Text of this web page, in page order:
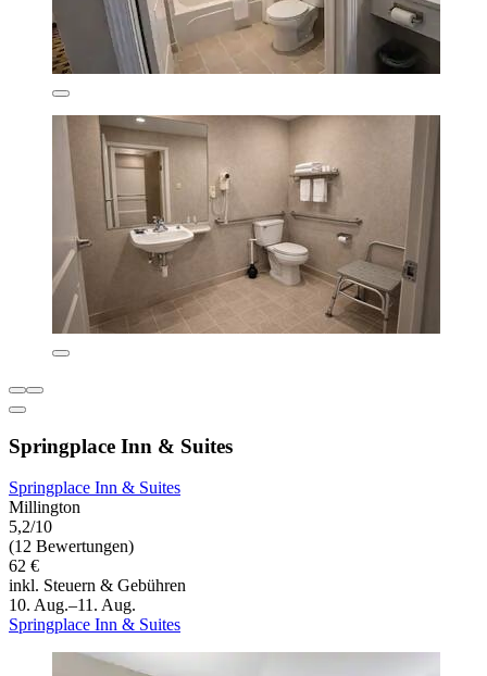
Springplace Inn & Suites
Springplace Inn & Suites
Millington
5,2/10
(12 Bewertungen)
62 €
inkl. Steuern & Gebühren
10. Aug.–11. Aug.
Springplace Inn & Suites